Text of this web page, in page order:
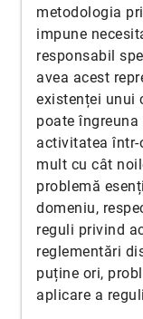
metodologia
impune
responsabil
avea acest
existenței unui
poate
activitatea într-
mult cu cât
problemă
domeniu,
reguli privind
reglementări
puține ori,
aplicare a